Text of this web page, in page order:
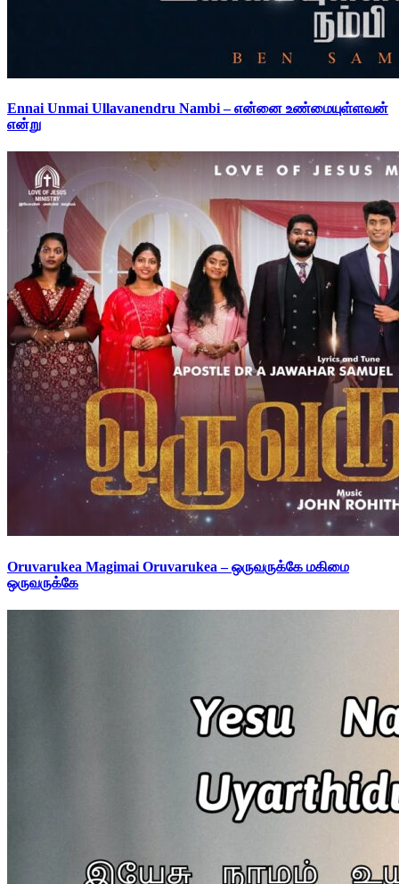
Ennai Unmai Ullavanendru Nambi – என்னை உண்மையுள்ளவன்
என்று
Oruvarukea Magimai Oruvarukea – ஒருவருக்கே மகிமை
ஒருவருக்கே